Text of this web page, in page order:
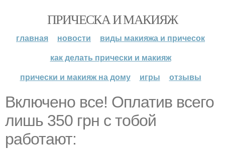
ПРИЧЕСКА И МАКИЯЖ
главная новости
виды макияжа и причесок
как делать прически и макияж
прически и макияж на дому
игры отзывы
Включено все! Оплатив всего
лишь 350 грн с тобой
работают: